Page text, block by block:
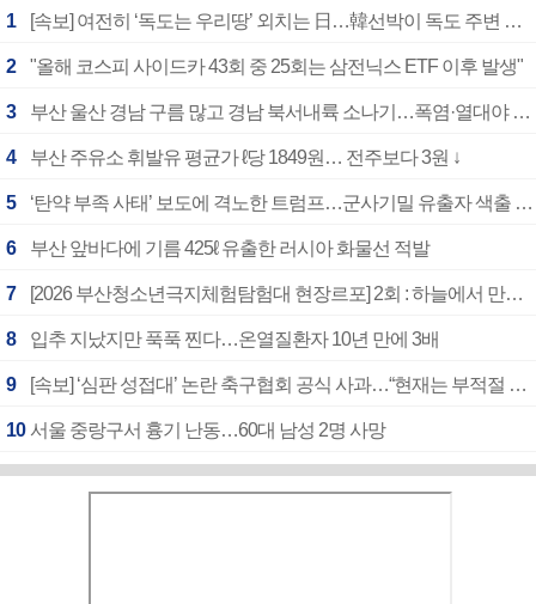
1 [속보] 여전히 ‘독도는 우리땅’ 외치는 日…韓선박이 독도 주변 해양조사 활동하자 반발
2 "올해 코스피 사이드카 43회 중 25회는 삼전닉스 ETF 이후 발생"
3 부산 울산 경남 구름 많고 경남 북서내륙 소나기…폭염·열대야 계속
4 부산 주유소 휘발유 평균가 ℓ당 1849원… 전주보다 3원 ↓
5 ‘탄약 부족 사태’ 보도에 격노한 트럼프…군사기밀 유출자 색출 지시
6 부산 앞바다에 기름 425ℓ 유출한 러시아 화물선 적발
7 [2026 부산청소년극지체험탐험대 현장르포] 2회 : 하늘에서 만난 얼음의 나라
8 입추 지났지만 푹푹 찐다…온열질환자 10년 만에 3배
9 [속보] ‘심판 성접대’ 논란 축구협회 공식 사과…“현재는 부적절 행위 없어”
10 서울 중랑구서 흉기 난동…60대 남성 2명 사망